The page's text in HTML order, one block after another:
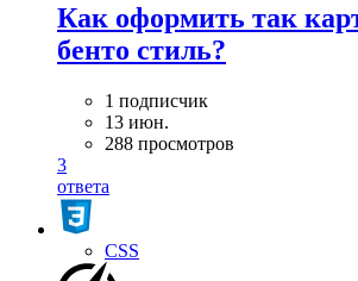
Как оформить так
бенто стиль?
1 подписчик
13 июн.
288 просмотров
3
ответа
CSS